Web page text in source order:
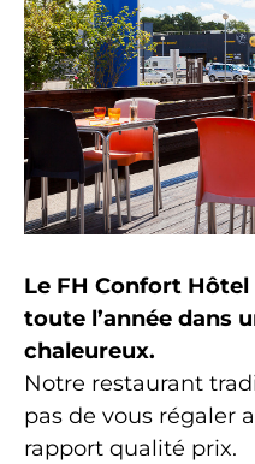
Le FH Confort
toute l’année dans
chaleureux.
Notre restaurant
pas de vous régaler
rapport qualité prix.